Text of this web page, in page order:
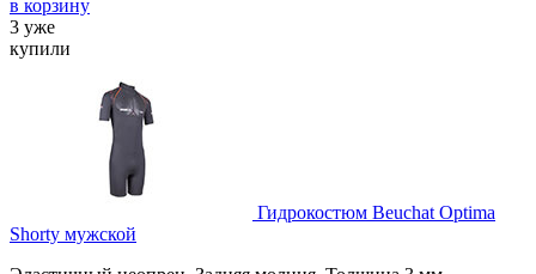
в корзину
3 уже
купили
Гидрокостюм Beuchat Optima
Shorty мужской